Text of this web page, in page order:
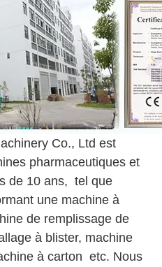
Co., Ltd est
pharmaceutiques et
de 10 ans, tel que
une machine à
de remplissage de
à blister, machine
à carton etc. Nous